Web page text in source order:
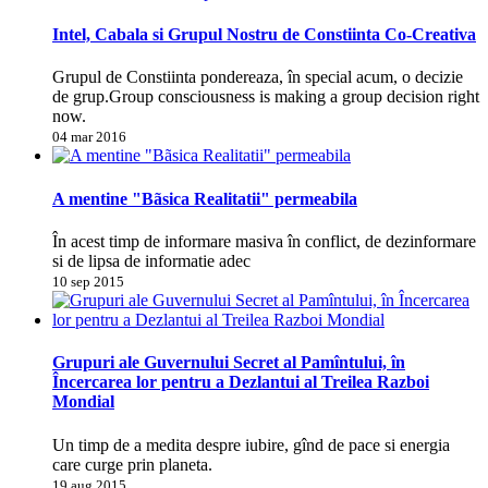
Intel, Cabala si Grupul Nostru de Constiinta Co-Creativa
Grupul de Constiinta pondereaza, în special acum, o decizie
de grup.Group consciousness is making a group decision right
now.
04 mar 2016
A mentine "Bãsica Realitatii" permeabila
În acest timp de informare masiva în conflict, de dezinformare
si de lipsa de informatie adec
10 sep 2015
Grupuri ale Guvernului Secret al Pamîntului, în
Încercarea lor pentru a Dezlantui al Treilea Razboi
Mondial
Un timp de a medita despre iubire, gînd de pace si energia
care curge prin planeta.